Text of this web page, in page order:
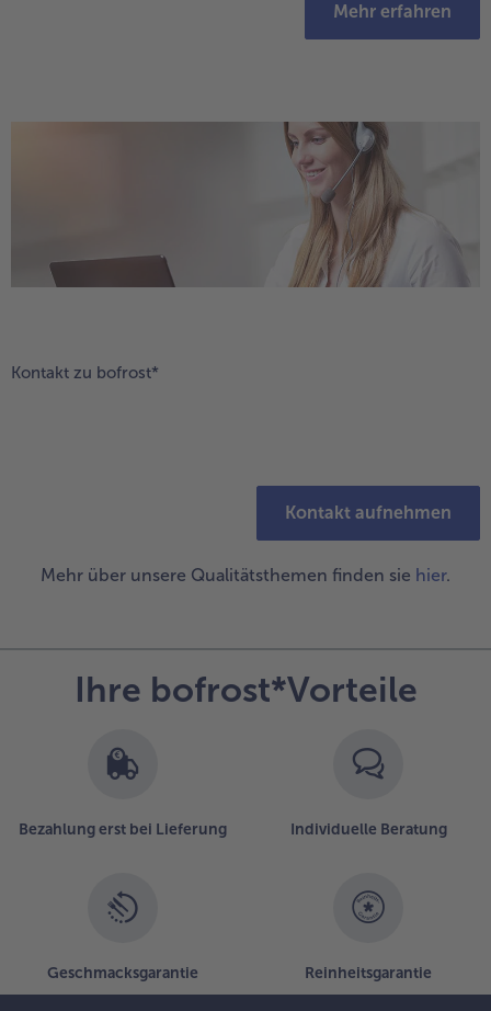
Mehr erfahren
Kontakt zu bofrost*
Kontakt aufnehmen
Mehr über unsere Qualitätsthemen finden sie hier.
Ihre bofrost*Vorteile
Bezahlung erst bei Lieferung Individuelle Beratung
Geschmacksgarantie Reinheitsgarantie